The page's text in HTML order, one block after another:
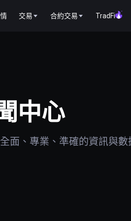
交易 合約交易 TradFi
中心
面、專業、準確的資訊與